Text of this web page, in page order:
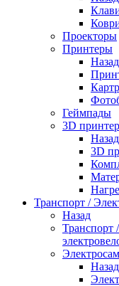
Проекторы
Принтеры
Назад
Геймпады
3D
Назад
3D
Транспорт /
Назад
Транспорт
Назад